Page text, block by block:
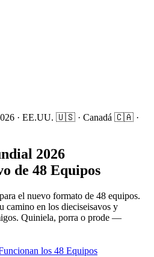
· EE.UU. 🇺🇸 · Canadá 🇨🇦 ·
2026
de 48 Equipos
el nuevo formato de 48 equipos.
camino en los dieciseisavos y
Quiniela, porra o prode —
los 48 Equipos